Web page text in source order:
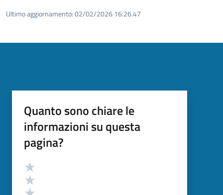
Ultimo aggiornamento:02/02/2026 16:26.47
Quanto sono chiare le
informazioni su questa
pagina?
Valutazione